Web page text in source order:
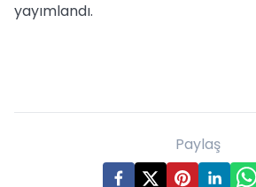
yayımlandı.
Paylaş